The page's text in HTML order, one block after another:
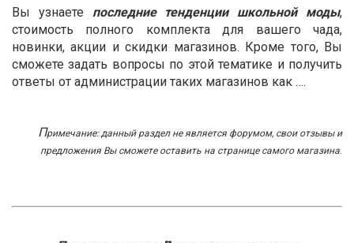
Вы узнаете последние тенденции школьной моды,
стоимость полного комплекта для вашего чада,
новинки, акции и скидки магазинов. Кроме того, Вы
сможете задать вопросы по этой тематике и получить
ответы от администрации таких магазинов как ….
Примечание: данный раздел не является форумом, свои отзывы и
предложения Вы сможете оставить на странице самого магазина.